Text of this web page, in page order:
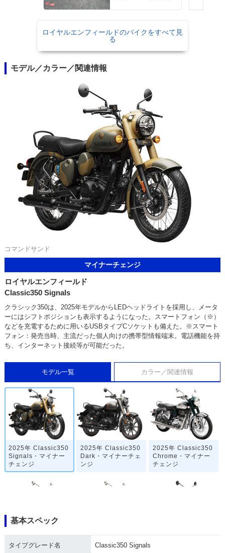
キ・＆クラッチレバーなどが装備された。
ロイヤルエンフィールドのバイクをすべて見
る
モデル／カラー／関連情報
コマンドサンド
マイナーチェンジ
ロイヤルエンフィールド
Classic350 Signals
クラシック350は、2025年モデルからLEDヘッドライトを採用し、メータ
ーにはシフトポジションも表示するようになった。スマートフォン（※）
などを充電するために用いるUSBタイプCソケットも備えた。※スマート
フォン：発売当時、主流だった個人向けの携帯型情報端末。電話機能を持
ち、インターネット接続等が可能だった。
モデル一覧 カラー／関連情報
2025年 Classic350
Signals・マイナー
チェンジ
2025年 Classic350
Dark・マイナーチェ
ンジ
2025年 Classic350
Chrome・マイナー
チェンジ
2025年 Classic 35
0 Heritage Premiu
0 Heritage・マイナ
基本スペック
タイプグレード名 Classic350 Signals